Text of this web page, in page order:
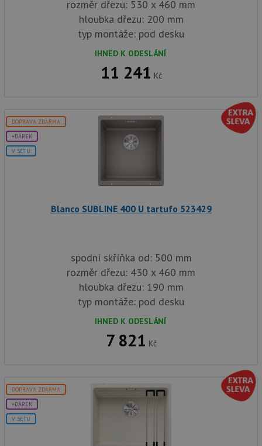
rozměr dřezu: 530 x 460 mm
hloubka dřezu: 200 mm
typ montáže: pod desku
IHNED K ODESLÁNÍ
11 241 Kč
DOPRAVA ZDARMA
+DÁREK
V SETU
Blanco SUBLINE 400 U tartufo 523429
spodní skříňka od: 500 mm
rozměr dřezu: 430 x 460 mm
hloubka dřezu: 190 mm
typ montáže: pod desku
IHNED K ODESLÁNÍ
7 821 Kč
DOPRAVA ZDARMA
+DÁREK
V SETU